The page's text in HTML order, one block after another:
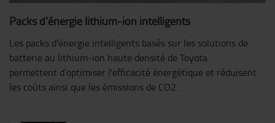
Packs d'énergie lithium-ion intelligents
Les packs d'énergie intelligents basés sur les solutions de
batterie au lithium-ion haute densité de Toyota
permettent d’optimiser l'efficacité énergétique et réduisent
les coûts ainsi que les émissions de CO2.